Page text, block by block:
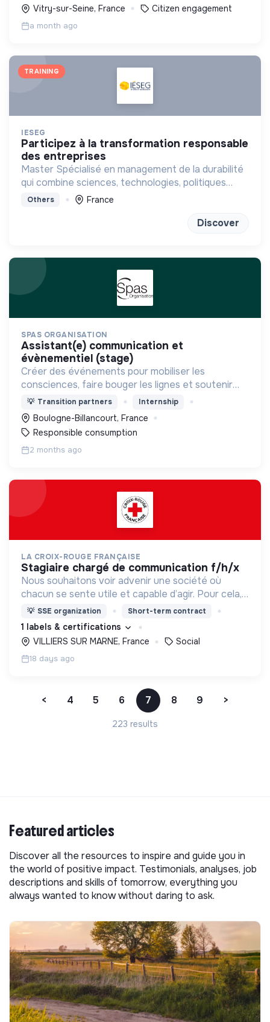
Vitry-sur-Seine, France Citizen engagement
a month ago
TRAINING
IESEG
participez à la transformation responsable
des entreprises
Master Spécialisé en management de la durabilité
qui combine sciences, technologies, politiques
publiques et management
Others France
Discover
SPAS ORGANISATION
assistant(e) communication et
évènementiel (stage)
Créer des événements pour mobiliser les
consciences, faire bouger les lignes et soutenir
des acteurs engagés et à impact.
💡 Transition partners Internship
Boulogne-Billancourt, France
Responsible consumption
2 months ago
LA CROIX-ROUGE FRANÇAISE
stagiaire chargé de communication f/h/x
Nous souhaitons voir advenir une société où
chacun se sente utile et capable d’agir. Pour cela,
nous proposons des moyens et des lieux
d’engagement innovants et adaptés à tous.
💡 SSE organization Short-term contract
1 labels & certifications
VILLIERS SUR MARNE, France
Social
18 days ago
< 4 5 6 7 8 9 >
223 results
Featured articles
Discover all the resources to inspire and guide you in
the world of positive impact. Testimonials, analyses, job
descriptions and skills of tomorrow, everything you
always wanted to know without daring to ask.